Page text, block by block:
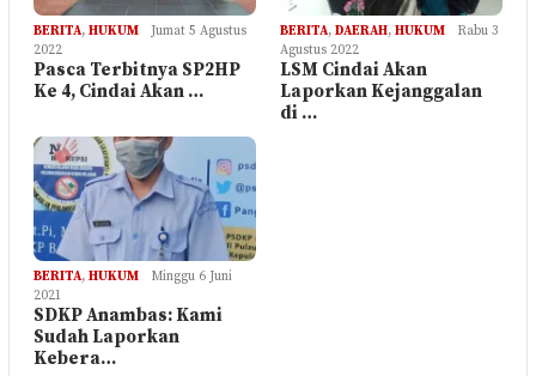
BERITA, HUKUM
Jumat 5 Agustus
2022
Pasca Terbitnya SP2HP
Ke 4, Cindai Akan …
BERITA, DAERAH, HUKUM
Rabu 3
Agustus 2022
LSM Cindai Akan
Laporkan Kejanggalan
di …
BERITA, HUKUM
Minggu 6 Juni
2021
SDKP Anambas: Kami
Sudah Laporkan
Kebera…